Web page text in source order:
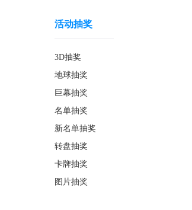
活动抽奖
3D抽奖
地球抽奖
巨幕抽奖
名单抽奖
新名单抽奖
转盘抽奖
卡牌抽奖
图片抽奖